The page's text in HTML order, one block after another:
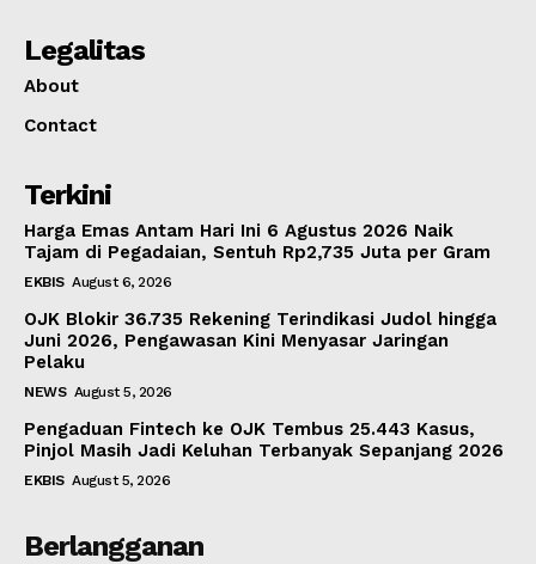
Legalitas
About
Contact
Terkini
Harga Emas Antam Hari Ini 6 Agustus 2026 Naik
Tajam di Pegadaian, Sentuh Rp2,735 Juta per Gram
EKBIS August 6, 2026
OJK Blokir 36.735 Rekening Terindikasi Judol hingga
Juni 2026, Pengawasan Kini Menyasar Jaringan
Pelaku
NEWS August 5, 2026
Pengaduan Fintech ke OJK Tembus 25.443 Kasus,
Pinjol Masih Jadi Keluhan Terbanyak Sepanjang 2026
EKBIS August 5, 2026
Berlangganan